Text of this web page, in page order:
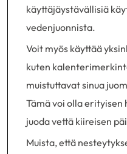
käyttäjäystävällisiä
vedenjuonnista.
Voit myös käyttää
kuten
muistuttavat sinua
Tämä voi olla erityisen
juoda vettä kiireisen
Muista, että